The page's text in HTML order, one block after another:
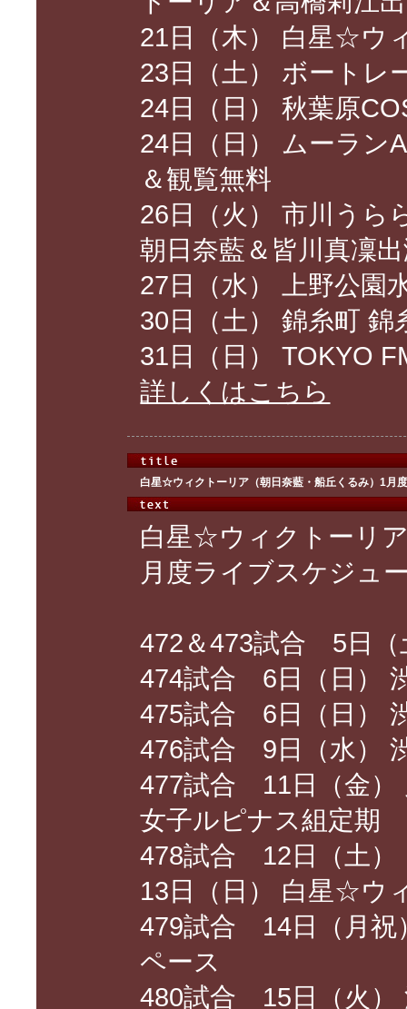
21日（木） 白星☆ウ
23日（土） ボート
24日（日） 秋葉原
24日（日） ムーラ
＆観覧無料
26日（火） 市川う
朝日奈藍＆皆川真凜
27日（水） 上野公園
30日（土） 錦糸町
31日（日） TOKYO
詳しくはこちら
白星☆ウィクトーリア（朝日奈藍・船丘くるみ）1月
白星☆ウィクトーリ
月度ライブスケジュ
472＆473試合 5日
474試合 6日（日）
475試合 6日（日）
476試合 9日（水）
477試合 11日（金）
女子ルピナス組定期
478試合 12日（土）
13日（日） 白星☆ウ
479試合 14日（月祝
ペース
480試合 15日（火）